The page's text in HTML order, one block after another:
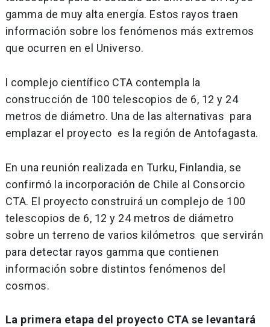
gamma de muy alta energía. Estos rayos traen
información sobre los fenómenos más extremos
que ocurren en el Universo.
l complejo científico CTA contempla la
construcción de 100 telescopios de 6, 12 y 24
metros de diámetro. Una de las alternativas para
emplazar el proyecto es la región de Antofagasta.
En una reunión realizada en Turku, Finlandia, se
confirmó la incorporación de Chile al Consorcio
CTA. El proyecto construirá un complejo de 100
telescopios de 6, 12 y 24 metros de diámetro
sobre un terreno de varios kilómetros que servirán
para detectar rayos gamma que contienen
información sobre distintos fenómenos del
cosmos.
La primera etapa del proyecto CTA se levantará